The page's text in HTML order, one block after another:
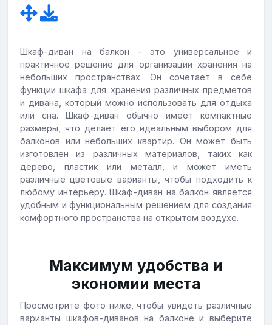
Шкаф-диван на балкон - это универсальное и
практичное решение для организации хранения на
небольших пространствах. Он сочетает в себе
функции шкафа для хранения различных предметов
и дивана, который можно использовать для отдыха
или сна. Шкаф-диван обычно имеет компактные
размеры, что делает его идеальным выбором для
балконов или небольших квартир. Он может быть
изготовлен из различных материалов, таких как
дерево, пластик или металл, и может иметь
различные цветовые варианты, чтобы подходить к
любому интерьеру. Шкаф-диван на балкон является
удобным и функциональным решением для создания
комфортного пространства на открытом воздухе.
Максимум удобства и
экономии места
Просмотрите фото ниже, чтобы увидеть различные
варианты шкафов-диванов на балконе и выберите